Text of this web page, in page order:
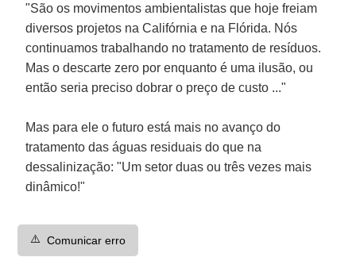
"São os movimentos ambientalistas que hoje freiam
diversos projetos na Califórnia e na Flórida. Nós
continuamos trabalhando no tratamento de resíduos.
Mas o descarte zero por enquanto é uma ilusão, ou
então seria preciso dobrar o preço de custo ..."
Mas para ele o futuro está mais no avanço do
tratamento das águas residuais do que na
dessalinização: "Um setor duas ou três vezes mais
dinâmico!"
⚠️ Comunicar erro